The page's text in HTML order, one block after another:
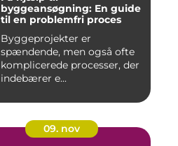
byggeansøgning: En guide
til en problemfri proces
Byggeprojekter er
spændende, men også ofte
komplicerede processer, der
indebærer e...
09. nov